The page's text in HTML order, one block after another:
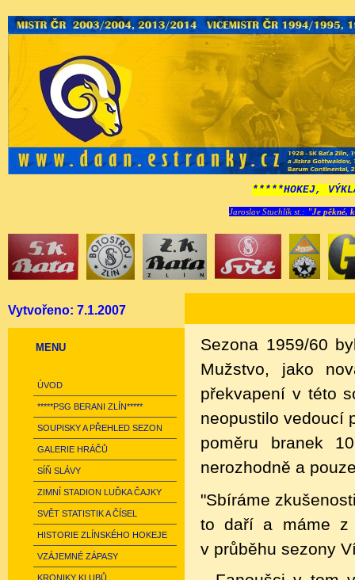
*****HOKEJ,
Jaroslav Stuchlík st.: "Je pěkné,
Vytvořeno: 7.1.2007
MENU
ÚVOD
*****PSG BERANI ZLÍN*****
SOUPISKY A PŘEHLED SEZON
GALERIE HRÁČŮ
SÍŇ SLÁVY
ZIMNÍ STADION LUĎKA ČAJKY
SVĚT STATISTIK A ČÍSEL
HISTORIE ZLÍNSKÉHO HOKEJE
VZÁJEMNÉ ZÁPASY
KRONIKY KLUBŮ
Sezona 1959/60
Mužstvo, jako
překvapení v této
neopustilo vedoucí
poměru branek
nerozhodně a
"Sbíráme
to daří a máme z
v průběhu sezony